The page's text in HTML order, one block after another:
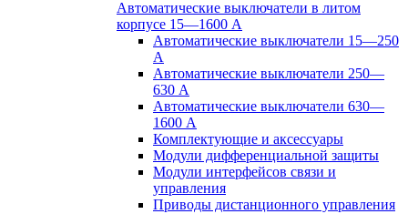
Автоматические выключатели в литом
корпусе 15—1600 А
Автоматические выключатели 15—250
А
Автоматические выключатели 250—
630 А
Автоматические выключатели 630—
1600 А
Комплектующие и аксессуары
Модули дифференциальной защиты
Модули интерфейсов связи и
управления
Приводы дистанционного управления